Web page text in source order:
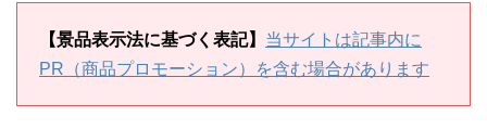
【景品表示法に基づく表記】 当サイトは記事内に
PR（商品プロモーション）を含む場合があります